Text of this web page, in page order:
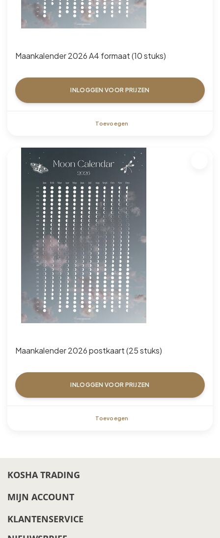
Maankalender 2026 A4 formaat (10 stuks)
INLOGGEN VOOR PRIJZEN
Toevoegen
Maankalender 2026 postkaart (25 stuks)
INLOGGEN VOOR PRIJZEN
Toevoegen
KOSHA TRADING
MIJN ACCOUNT
KLANTENSERVICE